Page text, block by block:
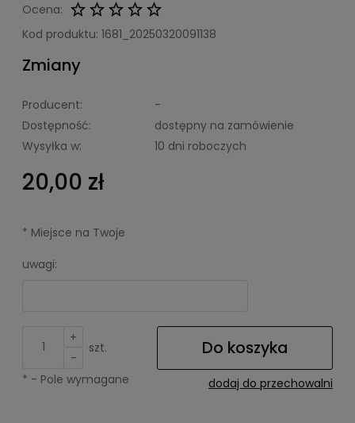
Ocena:
Kod produktu: 1681_20250320091138
Zmiany
Producent:
-
Dostępność:
dostępny na zamówienie
Wysyłka w:
10 dni roboczych
20,00 zł
* Miejsce na Twoje
uwagi:
+
-
szt. Do koszyka
dodaj do przechowalni
* - Pole wymagane